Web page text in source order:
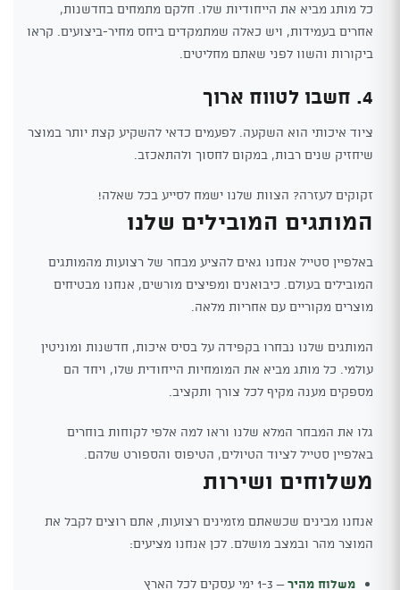
כל מותג מביא את הייחודיות שלו. חלקם מתמחים בחדשנות,
אחרים בעמידות, ויש כאלה שמתמקדים ביחס מחיר-ביצועים. קראו
ביקורות והשוו לפני שאתם מחליטים.
4. חשבו לטווח ארוך
ציוד איכותי הוא השקעה. לפעמים כדאי להשקיע קצת יותר במוצר
שיחזיק שנים רבות, במקום לחסוך ולהתאכזב.
זקוקים לעזרה? הצוות שלנו ישמח לסייע בכל שאלה!
המותגים המובילים שלנו
באלפיין סטייל אנחנו גאים להציע מבחר של רצועות מהמותגים
המובילים בעולם. כיבואנים ומפיצים מורשים, אנחנו מבטיחים
מוצרים מקוריים עם אחריות מלאה.
המותגים שלנו נבחרו בקפידה על בסיס איכות, חדשנות ומוניטין
עולמי. כל מותג מביא את המומחיות הייחודית שלו, ויחד הם
מספקים מענה מקיף לכל צורך ותקציב.
גלו את המבחר המלא שלנו וראו למה אלפי לקוחות בוחרים
באלפיין סטייל לציוד הטיולים, הטיפוס והספורט שלהם.
משלוחים ושירות
אנחנו מבינים שכשאתם מזמינים רצועות, אתם רוצים לקבל את
המוצר מהר ובמצב מושלם. לכן אנחנו מציעים:
משלוח מהיר– 1-3 ימי עסקים לכל הארץ